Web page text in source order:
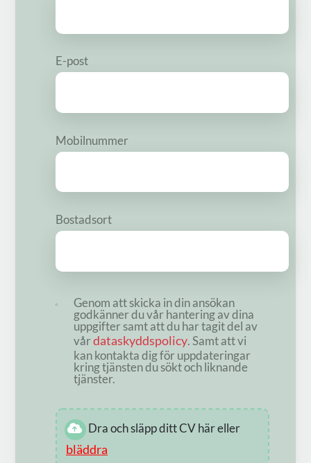
E-post
Mobilnummer
Bostadsort
Genom att skicka in din ansökan
godkänner du vår hantering av dina
uppgifter samt att du har tagit del av
vårdataskyddspolicy. Samt att vi
kan kontakta dig för uppdateringar
kring tjänsten du sökt och liknande
tjänster.
Dra och släpp ditt CV här eller
bläddra